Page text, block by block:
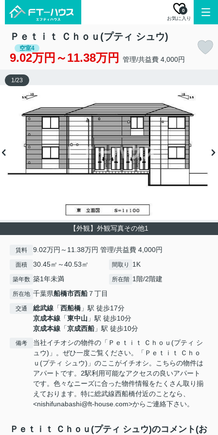
お気に入り
0
Ｐｅｔｉｔ Ｃｈｏｕ(プティ シュウ)
空室4
9.02万円～11.38万円 管理/共益費 4,000円
【外観】外観写真その他1
1/23
賃料 9.02万円～11.38万円 管理/共益費 4,000円
面積 30.45㎡～40.53㎡ 間取り 1K
築年数 築1年未満 所在階 1階/2階建
所在地 千葉県船橋市西船７丁目
交通 総武線 「西船橋 」駅 徒歩17分
京成本線 「東中山 」駅 徒歩10分
京成本線 「京成西船」駅 徒歩10分
備考
当社イチオシの物件の「Ｐｅｔｉｔ Ｃｈｏｕ(プティ シ
ュウ)」。ぜひ一度ご覧ください。「Ｐｅｔｉｔ Ｃｈｏ
ｕ(プティ シュウ)」のここがイチオシ。こちらの物件は
アパートです。2駅利用可能なアクセスの良いアパート
です。色々なニーズに合った物件情報をたくさん取り揃
えております。特に総武線西船橋付近のことなら、
<nishifunabashi@ft-house.com>からご連絡下さい。
Ｐｅｔｉｔ Ｃｈｏｕ(プティ シュウ)のコメント(お